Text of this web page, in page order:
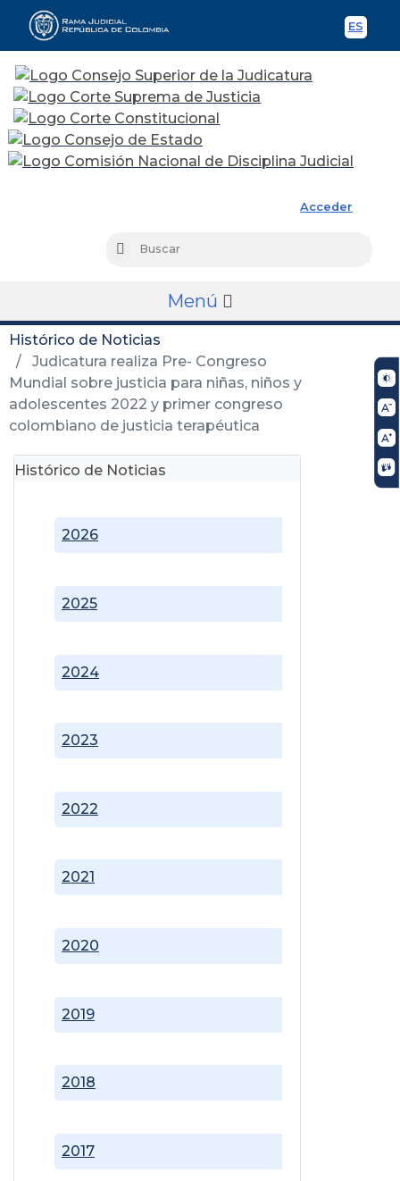
ES
Acceder
Buscar
Menú
Histórico de Noticias
Judicatura realiza Pre- Congreso
Mundial sobre justicia para niñas, niños y
adolescentes 2022 y primer congreso
colombiano de justicia terapéutica
Histórico de Noticias
2017
2018
2019
2020
2021
2022
2023
2024
2025
2026